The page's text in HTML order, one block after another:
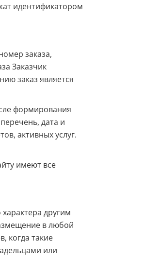
идентификатором
заказа,
Заказчик
заказ является
формирования
дата и
активных услуг.
имеют все
другим
в любой
когда такие
или